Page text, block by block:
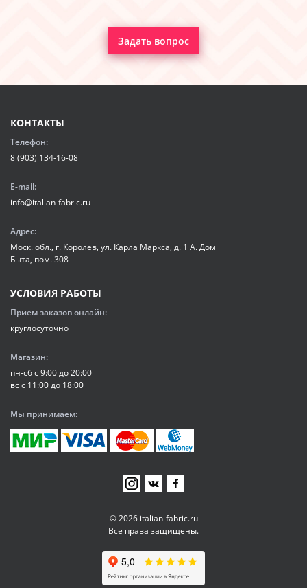
Задать вопрос
© 2026 italian-fabric.ru
Все права защищены.
КОНТАКТЫ
Телефон:
8 (903) 134-16-08
E-mail:
info@italian-fabric.ru
Адрес:
Моск. обл., г. Королёв, ул. Карла Маркса, д. 1 А. Дом
Быта, пом. 308
УСЛОВИЯ РАБОТЫ
Прием заказов онлайн:
круглосуточно
Магазин:
пн-сб с 9:00 до 20:00
вс с 11:00 до 18:00
Мы принимаем: